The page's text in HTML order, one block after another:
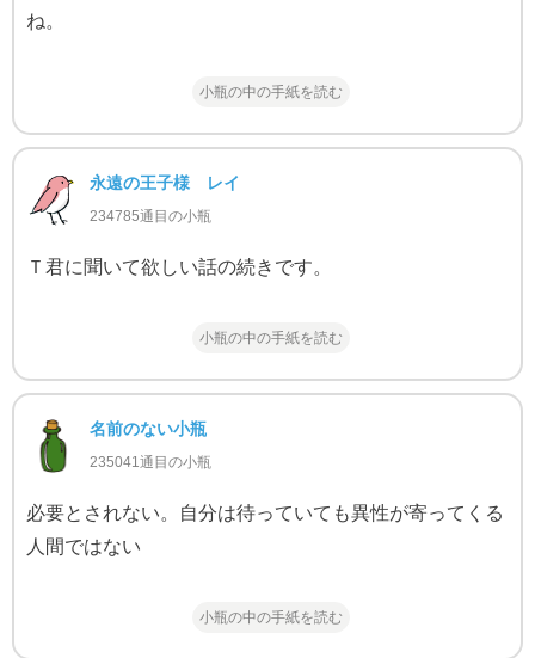
ね。
小瓶の中の手紙を読む
永遠の王子様 レイ
234785通目の小瓶
Ｔ君に聞いて欲しい話の続きです。
小瓶の中の手紙を読む
名前のない小瓶
235041通目の小瓶
必要とされない。自分は待っていても異性が寄ってくる
人間ではない
小瓶の中の手紙を読む